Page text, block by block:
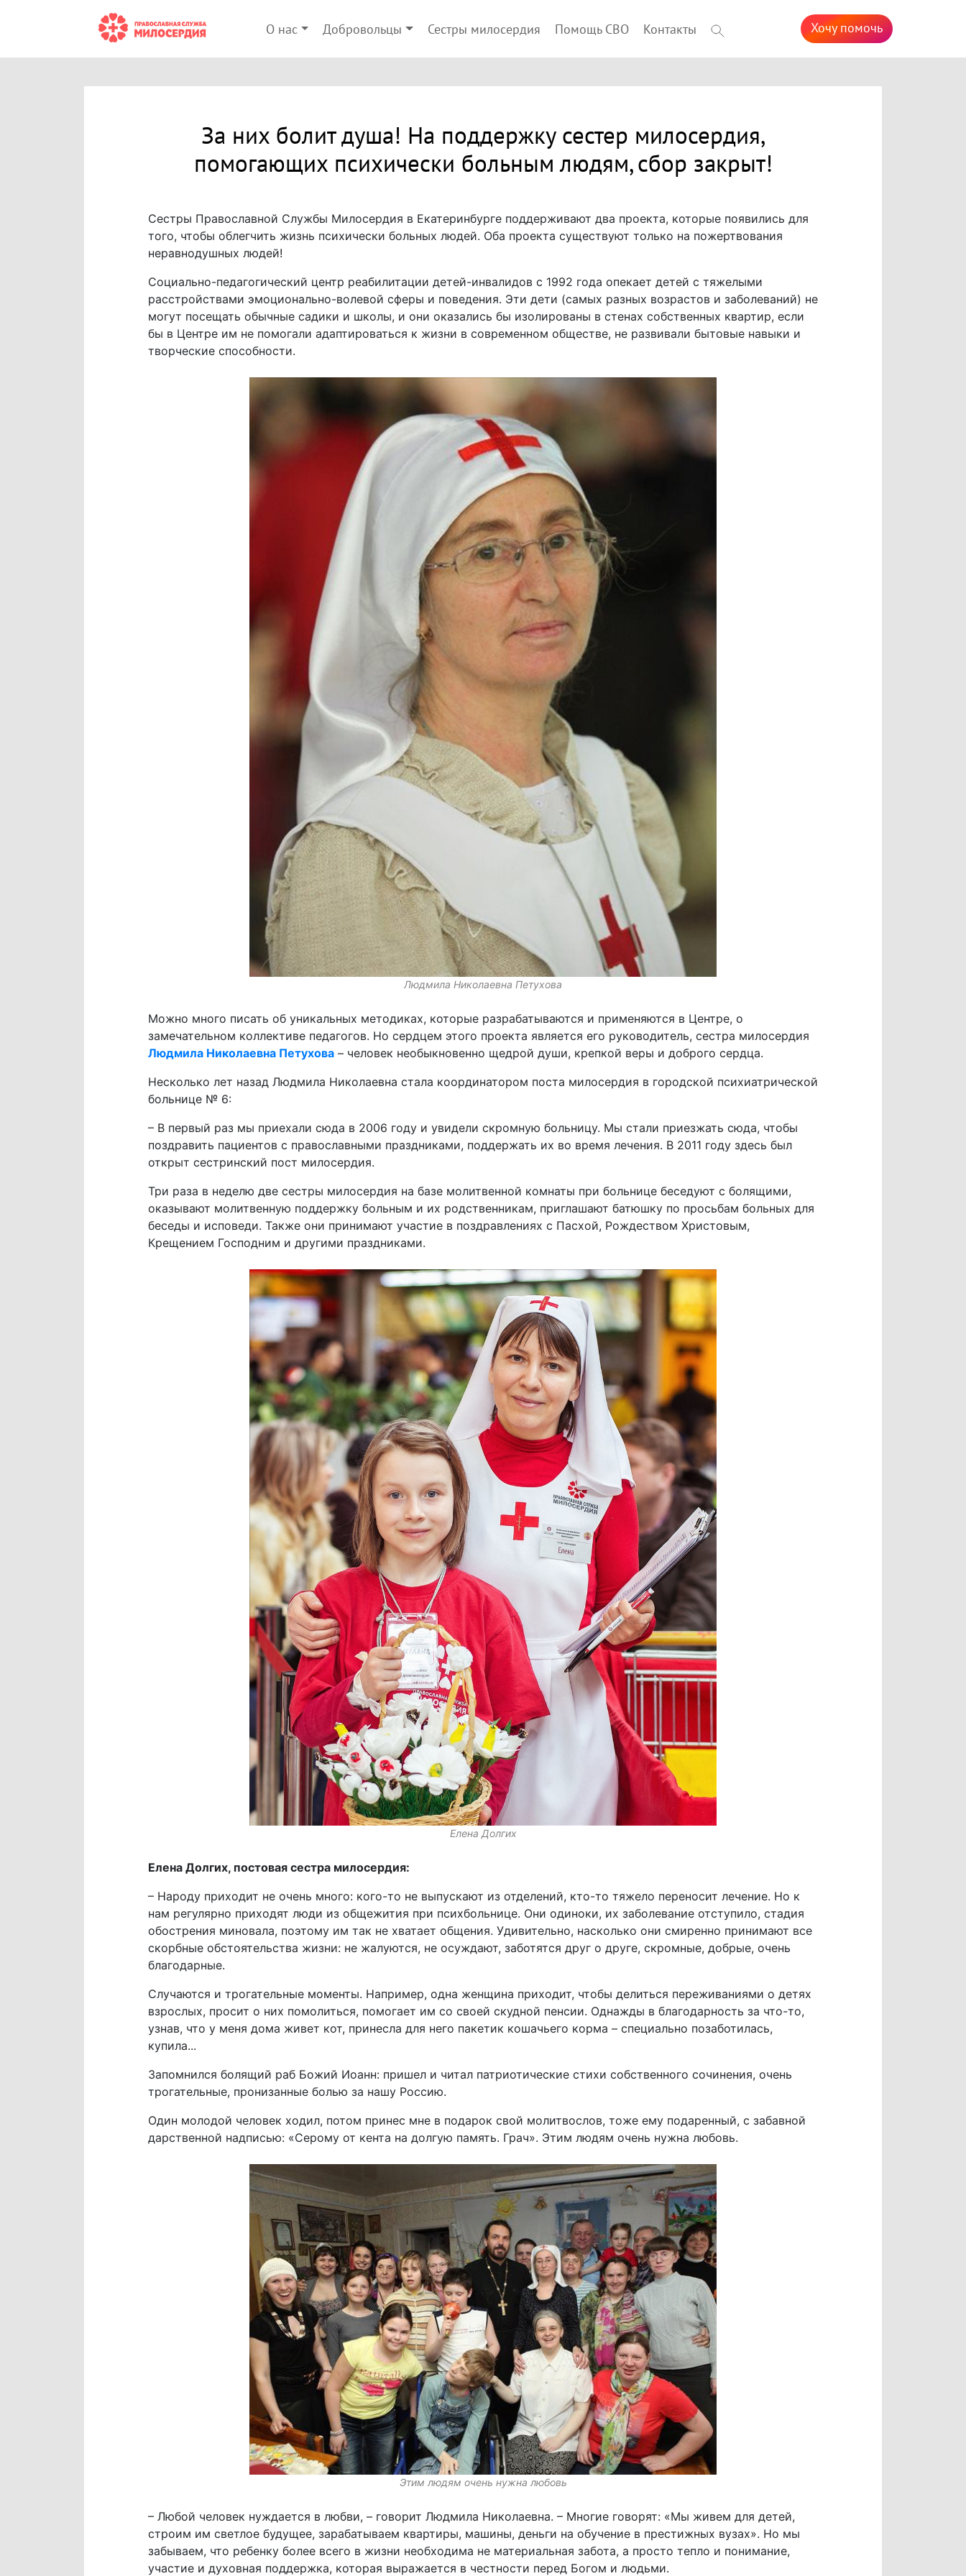
О нас Добровольцы Сестры милосердия Помощь СВО Контакты Хочу помочь
За них болит душа! На поддержку сестер милосердия,
помогающих психически больным людям, сбор закрыт!
Сестры Православной Службы Милосердия в Екатеринбурге поддерживают два проекта, которые появились для
того, чтобы облегчить жизнь психически больных людей. Оба проекта существуют только на пожертвования
неравнодушных людей!
Социально-педагогический центр реабилитации детей-инвалидов с 1992 года опекает детей с тяжелыми
расстройствами эмоционально-волевой сферы и поведения. Эти дети (самых разных возрастов и заболеваний) не
могут посещать обычные садики и школы, и они оказались бы изолированы в стенах собственных квартир, если
бы в Центре им не помогали адаптироваться к жизни в современном обществе, не развивали бытовые навыки и
творческие способности.
Людмила Николаевна Петухова
Можно много писать об уникальных методиках, которые разрабатываются и применяются в Центре, о
замечательном коллективе педагогов. Но сердцем этого проекта является его руководитель, сестра милосердия
Людмила Николаевна Петухова– человек необыкновенно щедрой души, крепкой веры и доброго сердца.
Несколько лет назад Людмила Николаевна стала координатором поста милосердия в городской психиатрической
больнице № 6:
– В первый раз мы приехали сюда в 2006 году и увидели скромную больницу. Мы стали приезжать сюда, чтобы
поздравить пациентов с православными праздниками, поддержать их во время лечения. В 2011 году здесь был
открыт сестринский пост милосердия.
Три раза в неделю две сестры милосердия на базе молитвенной комнаты при больнице беседуют с болящими,
оказывают молитвенную поддержку больным и их родственникам, приглашают батюшку по просьбам больных для
беседы и исповеди. Также они принимают участие в поздравлениях с Пасхой, Рождеством Христовым,
Крещением Господним и другими праздниками.
Елена Долгих
Елена Долгих, постовая сестра милосердия:
– Народу приходит не очень много: кого-то не выпускают из отделений, кто-то тяжело переносит лечение. Но к
нам регулярно приходят люди из общежития при психбольнице. Они одиноки, их заболевание отступило, стадия
обострения миновала, поэтому им так не хватает общения. Удивительно, насколько они смиренно принимают все
скорбные обстоятельства жизни: не жалуются, не осуждают, заботятся друг о друге, скромные, добрые, очень
благодарные.
Случаются и трогательные моменты. Например, одна женщина приходит, чтобы делиться переживаниями о детях
взрослых, просит о них помолиться, помогает им со своей скудной пенсии. Однажды в благодарность за что-то,
узнав, что у меня дома живет кот, принесла для него пакетик кошачьего корма – специально позаботилась,
купила...
Запомнился болящий раб Божий Иоанн: пришел и читал патриотические стихи собственного сочинения, очень
трогательные, пронизанные болью за нашу Россию.
Один молодой человек ходил, потом принес мне в подарок свой молитвослов, тоже ему подаренный, с забавной
дарственной надписью: «Серому от кента на долгую память. Грач». Этим людям очень нужна любовь.
Этим людям очень нужна любовь
– Любой человек нуждается в любви, – говорит Людмила Николаевна. – Многие говорят: «Мы живем для детей,
строим им светлое будущее, зарабатываем квартиры, машины, деньги на обучение в престижных вузах». Но мы
забываем, что ребенку более всего в жизни необходима не материальная забота, а просто тепло и понимание,
участие и духовная поддержка, которая выражается в честности перед Богом и людьми.